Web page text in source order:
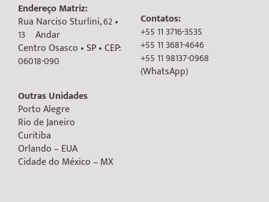
Endereço Matriz:
Rua Narciso Sturlini, 62 •
13º Andar
Centro Osasco • SP • CEP:
06018-090
Outras Unidades
Porto Alegre
Rio de Janeiro
Curitiba
Orlando – EUA
Cidade do México – MX
Contatos:
+55 11 3716-3535
+55 11 3681-4646
+55 11 98137-0968
(WhatsApp)